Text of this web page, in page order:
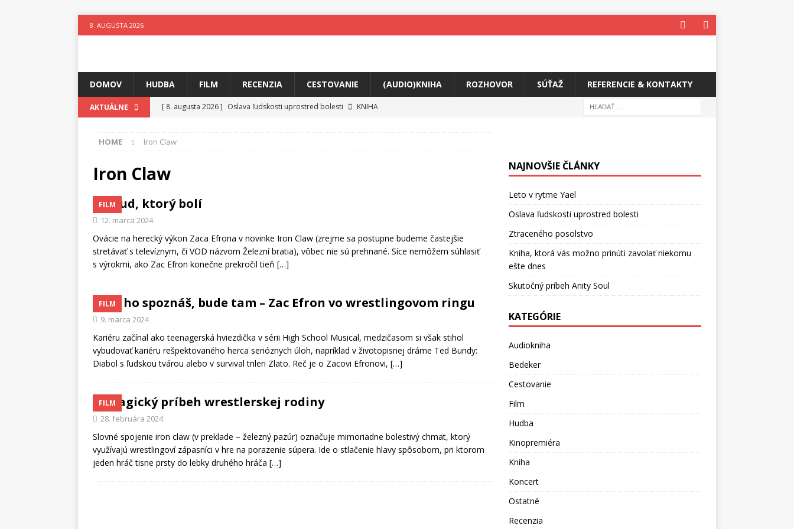
8. AUGUSTA 2026
DOMOV HUDBA FILM RECENZIA CESTOVANIE (AUDIO)KNIHA ROZHOVOR SÚŤAŽ REFERENCIE & KONTAKTY
AKTUÁLNE [ 8. augusta 2026 ] Oslava ľudskosti uprostred bolesti
KNIHA
[ 7. augusta 2026 ]
[ 4. augusta 2026 ]
HOME Iron Claw
Iron Claw
FILM
Osud, ktorý bolí
12. marca 2024
Ovácie na herecký výkon Zaca Efrona v novinke Iron Claw (zrejme sa postupne budeme častejšie
stretávať s televíznym, či VOD názvom Železní bratia), vôbec nie sú prehnané. Síce nemôžem súhlasiť
s výrokmi, ako Zac Efron konečne prekročil tieň […]
FILM
Ak ho spoznáš, bude tam – Zac Efron vo wrestlingovom ringu
9. marca 2024
Kariéru začínal ako teenagerská hviezdička v sérii High School Musical, medzičasom si však stihol
vybudovať kariéru rešpektovaného herca serióznych úloh, napríklad v životopisnej dráme Ted Bundy:
Diabol s ľudskou tvárou alebo v survival trileri Zlato. Reč je o Zacovi Efronovi, […]
FILM
Tragický príbeh wrestlerskej rodiny
28. februára 2024
Slovné spojenie iron claw (v preklade – železný pazúr) označuje mimoriadne bolestivý chmat, ktorý
využívajú wrestlingoví zápasníci v hre na porazenie súpera. Ide o stlačenie hlavy spôsobom, pri ktorom
jeden hráč tisne prsty do lebky druhého hráča […]
NAJNOVŠIE ČLÁNKY
Leto v rytme Yael
Oslava ľudskosti uprostred bolesti
Ztraceného posolstvo
Kniha, ktorá vás možno prinúti zavolať niekomu
ešte dnes
Skutočný príbeh Anity Soul
KATEGÓRIE
Audiokniha
Bedeker
Cestovanie
Film
Hudba
Kinopremiéra
Kniha
Koncert
Ostatné
Recenzia